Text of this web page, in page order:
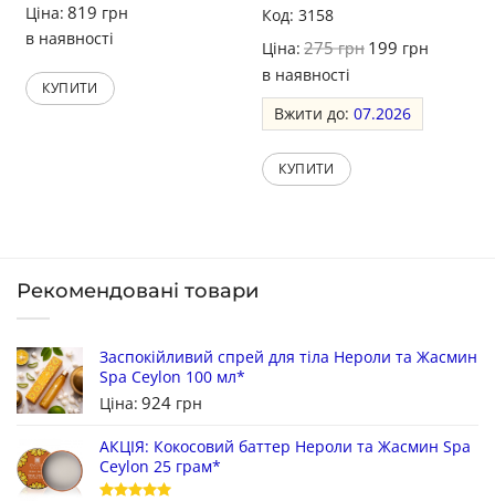
Ціна: 819 грн
в наявності
КУПИТИ
Оцінено в
Код: 3158
Ціна: 275грн 199 грн
в наявності
Вжити до:07.2026
КУПИТИ
Рекомендовані товари
Заспокійливий спрей для тіла Нероли та Жасмин
Spa Ceylon 100 мл*
Ціна: 924 грн
АКЦІЯ: Кокосовий баттер Нероли та Жасмин Spa
Ceylon 25 грам*